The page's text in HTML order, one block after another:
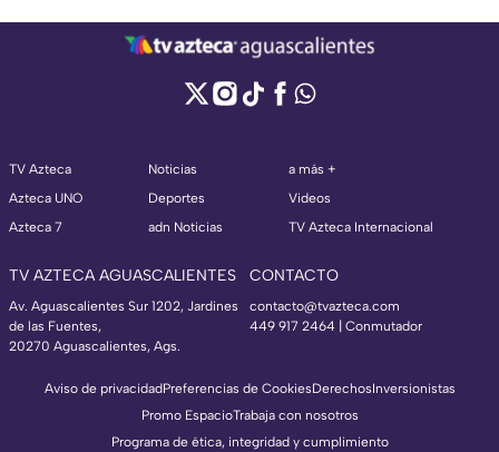
TV Azteca
Azteca UNO
Azteca 7
Noticias
Deportes
adn Noticias
a más +
Videos
TV Azteca Internacional
TV AZTECA AGUASCALIENTES
Av. Aguascalientes Sur 1202, Jardines
de las Fuentes,
20270 Aguascalientes, Ags.
CONTACTO
contacto@tvazteca.com
449 917 2464 | Conmutador
Aviso de privacidadPreferencias de CookiesDerechosInversionistas
Promo EspacioTrabaja con nosotros
Programa de ética, integridad y cumplimiento